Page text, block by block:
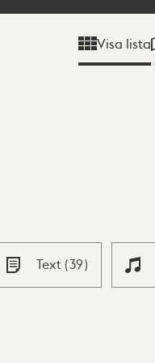
Visa lista
Text (39)